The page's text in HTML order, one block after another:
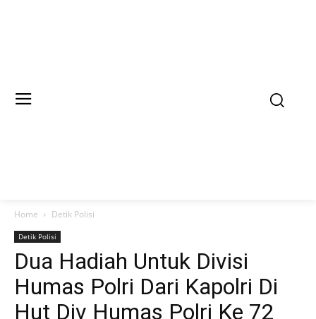
Home Detik Polisi
Detik Polisi
Dua Hadiah Untuk Divisi
Humas Polri Dari Kapolri Di
Hut Div Humas Polri Ke 72